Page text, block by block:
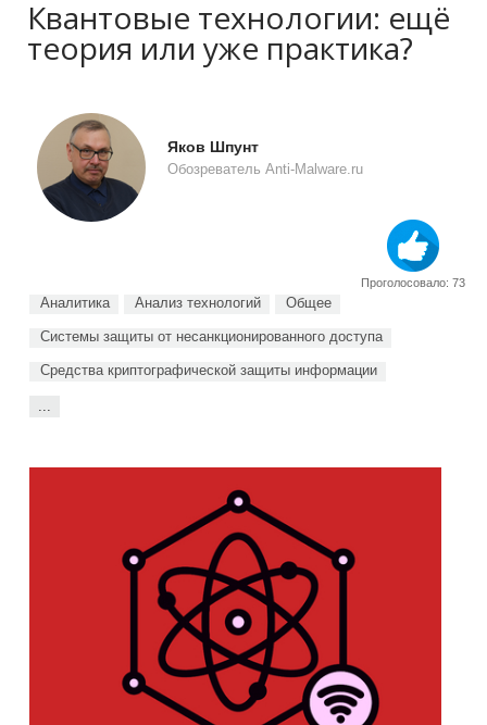
Квантовые технологии: ещё
теория или уже практика?
Яков Шпунт
Обозреватель Anti-Malware.ru
Проголосовало: 73
Аналитика Анализ технологий Общее
Системы защиты от несанкционированного доступа
Средства криптографической защиты информации
...